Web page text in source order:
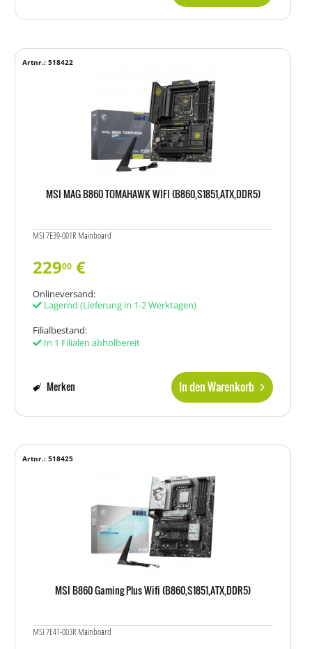
MSI MAG B860 TOMAHAWK WIFI (B860,S1851,ATX,DDR5)
MSI 7E39-001R Mainboard
Artnr.: 518422
22900 €
Onlineversand:
Lagernd (Lieferung in 1-2 Werktagen)
Filialbestand:
In 1 Filialen abholbereit
In den Warenkorb
Merken
MSI B860 Gaming Plus Wifi (B860,S1851,ATX,DDR5)
MSI 7E41-003R Mainboard
Artnr.: 518425